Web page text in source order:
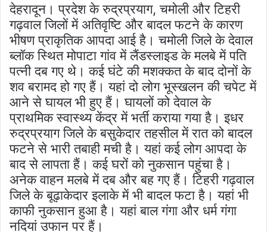
देहरादून। प्रदेश के रुद्रप्रयाग, चमोली और टिहरी
गढ़वाल जिलों में अतिवृष्टि और बादल फटने के कारण
भीषण प्राकृतिक आपदा आई है। चमोली जिले के देवाल
ब्लॉक स्थित मोपाटा गांव में लैंडस्लाइड के मलबे में पति
पत्नी दब गए थे। कई घंटे की मशक्कत के बाद दोनों के
शव बरामद हो गए हैं। यहां दो लोग भूस्खलन की चपेट में
आने से घायल भी हुए हैं। घायलों को देवाल के
प्राथमिक स्वास्थ्य केंद्र में भर्ती कराया गया है। इधर
रुद्रप्रयाग जिले के बसुकेदार तहसील में रात को बादल
फटने से भारी तबाही मची है। यहां कई लोग आपदा के
बाद से लापता हैं। कई घरों को नुकसान पहुंचा है।
अनेक वाहन मलबे में दब और बह गए हैं। टिहरी गढ़वाल
जिले के बूढ़ाकेदार इलाके में भी बादल फटा है। यहां भी
काफी नुकसान हुआ है। यहां बाल गंगा और धर्म गंगा
नदियां उफान पर हैं।